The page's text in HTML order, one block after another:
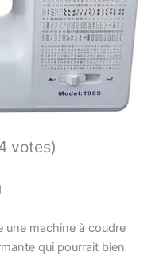
votes)
une machine à coudre
qui pourrait bien